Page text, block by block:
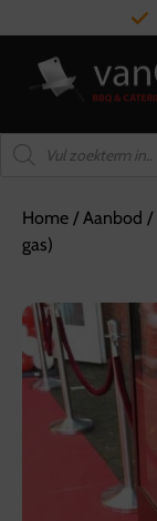
Home /Aanbod /
gas)